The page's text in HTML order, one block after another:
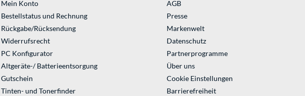
Mein Konto
Bestellstatus und Rechnung
Rückgabe/Rücksendung
Widerrufsrecht
PC Konfigurator
Altgeräte-/ Batterieentsorgung
Gutschein
Tinten- und Tonerfinder
AGB
Presse
Markenwelt
Datenschutz
Partnerprogramme
Über uns
Cookie Einstellungen
Barrierefreiheit